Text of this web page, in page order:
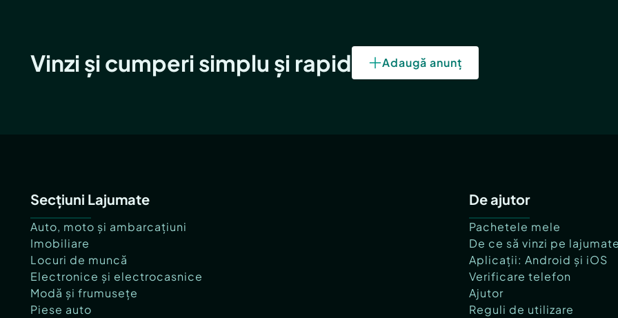
Vinzi și cumperi simplu și rapid Adaugă anunț
Secțiuni Lajumate
Auto, moto și ambarcațiuni
Imobiliare
Locuri de muncă
Electronice și electrocasnice
Modă și frumusețe
Piese auto
De ajutor
Pachetele mele
De ce să vinzi pe
Aplicații: Android și iOS
Verificare telefon
Ajutor
Reguli de utilizare